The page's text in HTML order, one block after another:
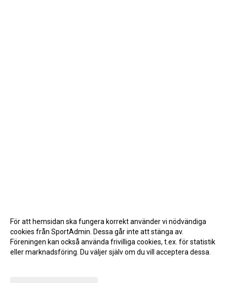
För att hemsidan ska fungera korrekt använder vi nödvändiga
cookies från SportAdmin. Dessa går inte att stänga av.
Föreningen kan också använda frivilliga cookies, t.ex. för statistik
eller marknadsföring. Du väljer själv om du vill acceptera dessa.